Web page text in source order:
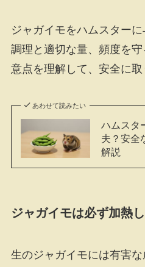
ジャガイモをハムスター
調理と適切な量、頻度を
意点を理解して、安全に取
あわせて読みたい
ハムスタ
夫？安全
解説
ジャガイモは必ず加熱
生のジャガイモには有害